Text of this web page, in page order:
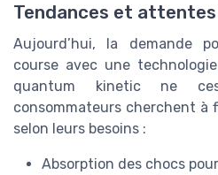
Tendances et
Aujourd’hui, la demande
course avec une
quantum kinetic ne
consommateurs cherchent à
selon leurs besoins :
Absorption des chocs